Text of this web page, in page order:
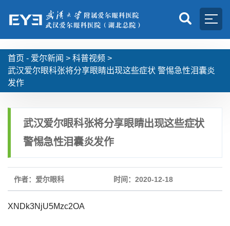
首页 - 爱尔新闻 > 科普视频 >
武汉爱尔眼科张将分享眼睛出现这些症状 警惕急性泪囊炎
发作
武汉爱尔眼科张将分享眼睛出现这些症状
警惕急性泪囊炎发作
作者：爱尔眼科 时间：2020-12-18
XNDk3NjU5Mzc2OA